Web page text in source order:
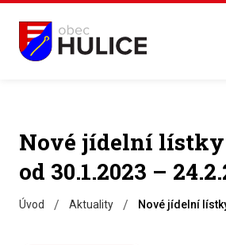
Nové jídelní lístky
od 30.1.2023 –
Úvod / Aktuality / Nové jídelní